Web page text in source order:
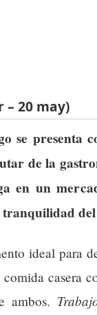
– 20 may)
se presenta
de la
en un
ideal para
casera
ambos.